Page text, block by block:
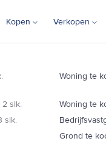
SINT-PIETERS-LEEUW
Kopen Verkopen
Woning te
2 slk. Woning te
slk.
Grond te